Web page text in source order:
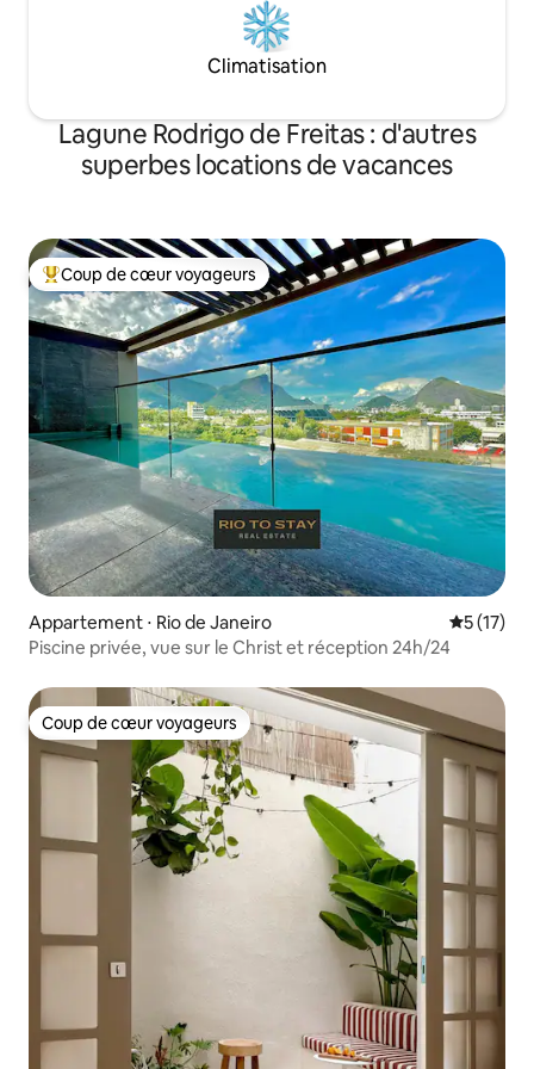
Climatisation
Lagune Rodrigo de Freitas : d'autres
superbes locations de vacances
Coups de cœur voyageurs les plus appréciés
Coup de cœur voyageurs
Appartement ⋅ Rio de Janeiro
5 (17)
Piscine privée, vue sur le Christ et réception 24h/24
Coup de cœur voyageurs
Coup de cœur voyageurs